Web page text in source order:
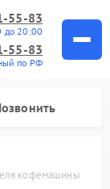
55-83
до 20:00
55-83
по РФ
кофемашины